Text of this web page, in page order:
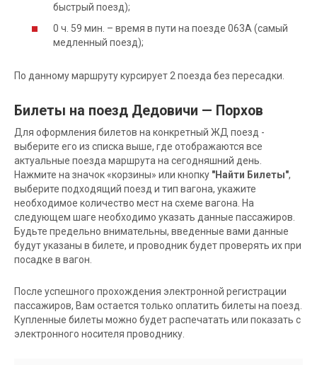
быстрый поезд);
0 ч. 59 мин. – время в пути на поезде 063А (самый
медленный поезд);
По данному маршруту курсирует 2 поезда без пересадки.
Билеты на поезд Дедовичи — Порхов
Для оформления билетов на конкретный ЖД поезд -
выберите его из списка выше, где отображаются все
актуальные поезда маршрута на сегодняшний день.
Нажмите на значок «корзины» или кнопку "Найти Билеты",
выберите подходящий поезд и тип вагона, укажите
необходимое количество мест на схеме вагона. На
следующем шаге необходимо указать данные пассажиров.
Будьте предельно внимательны, введенные вами данные
будут указаны в билете, и проводник будет проверять их при
посадке в вагон.
После успешного прохождения электронной регистрации
пассажиров, Вам остается только оплатить билеты на поезд.
Купленные билеты можно будет распечатать или показать с
электронного носителя проводнику.